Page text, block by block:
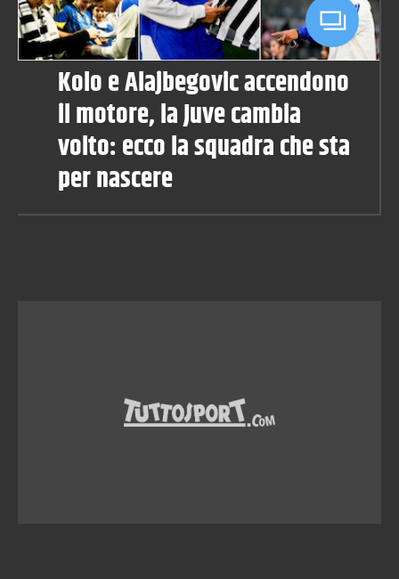
Kolo e Alajbegovic accendono
il motore, la Juve cambia
volto: ecco la squadra che sta
per nascere